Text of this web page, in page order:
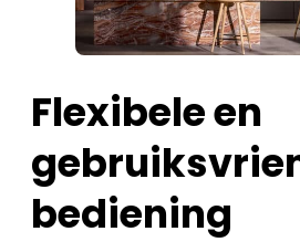
Flexibele en
bediening